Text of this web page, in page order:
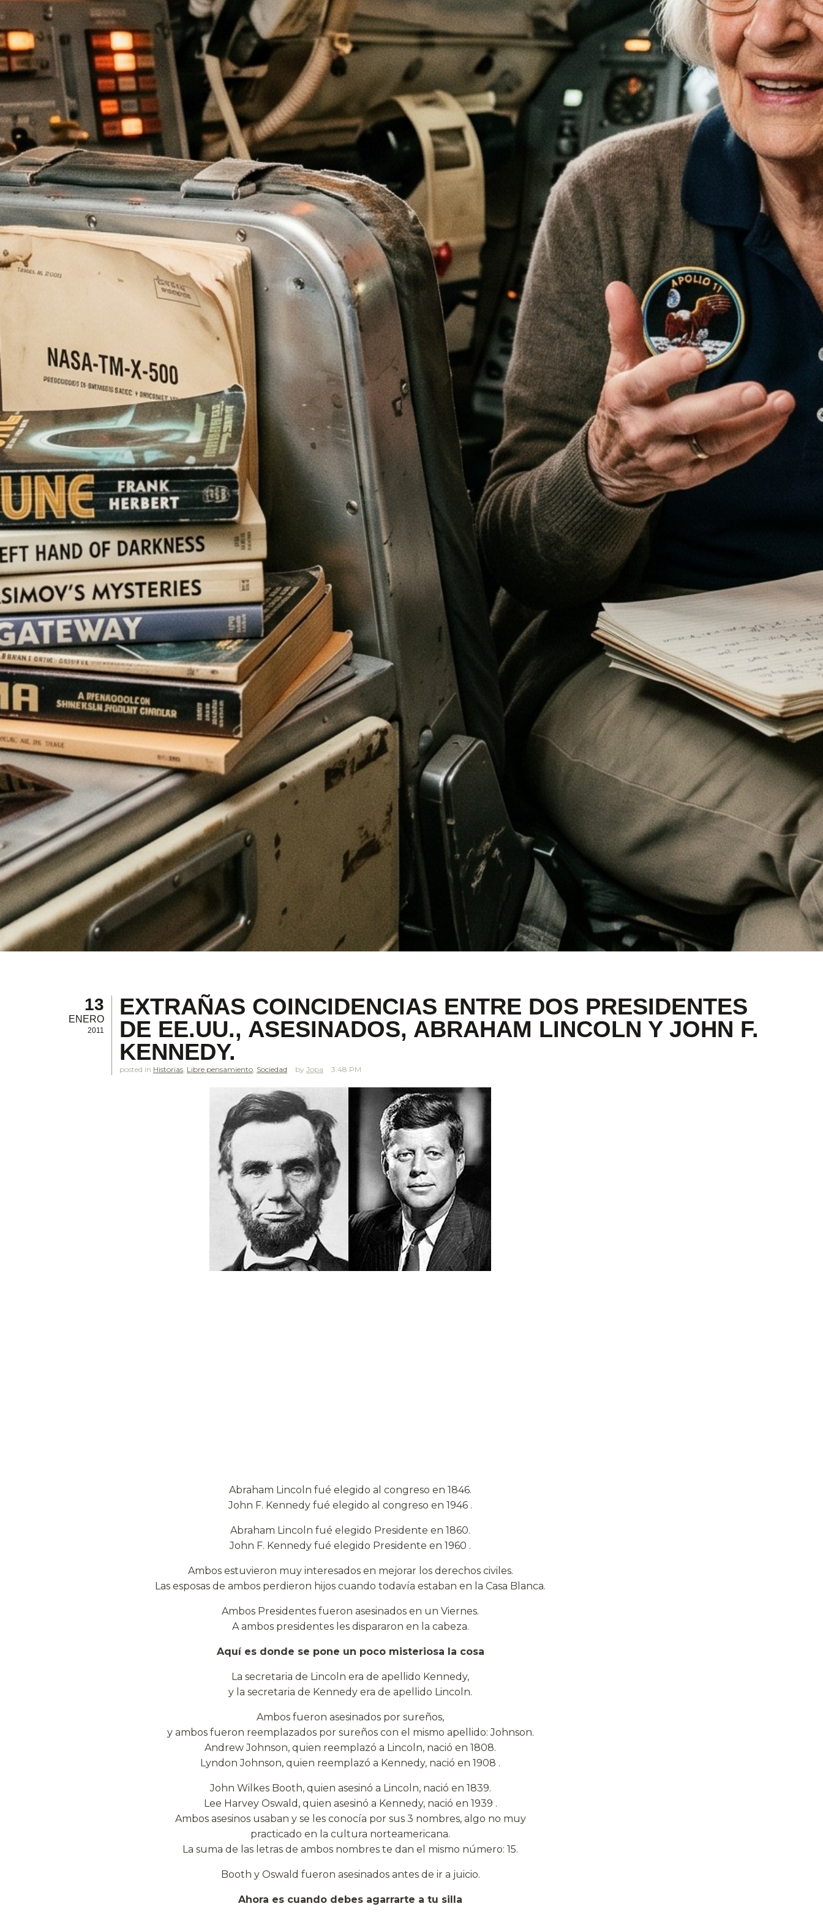
13
ENERO
2011
EXTRAÑAS COINCIDENCIAS ENTRE DOS PRESIDENTES
DE EE.UU., ASESINADOS, ABRAHAM LINCOLN Y JOHN F.
KENNEDY.
posted in Historias, Libre pensamiento, Sociedad Jopa 3.48 PM
Abraham Lincoln fué elegido al congreso en 1846.
John F. Kennedy fué elegido al congreso en 1946 .
Abraham Lincoln fué elegido Presidente en 1860.
John F. Kennedy fué elegido Presidente en 1960 .
Ambos estuvieron muy interesados en mejorar los derechos civiles.
Las esposas de ambos perdieron hijos cuando todavía estaban en la Casa Blanca.
Ambos Presidentes fueron asesinados en un Viernes.
A ambos presidentes les dispararon en la cabeza.
Aquí es donde se pone un poco misteriosa la cosa
La secretaria de Lincoln era de apellido Kennedy,
y la secretaria de Kennedy era de apellido Lincoln.
Ambos fueron asesinados por sureños,
y ambos fueron reemplazados por sureños con el mismo apellido: Johnson.
Andrew Johnson, quien reemplazó a Lincoln, nació en 1808.
Lyndon Johnson, quien reemplazó a Kennedy, nació en 1908 .
John Wilkes Booth, quien asesinó a Lincoln, nació en 1839.
Lee Harvey Oswald, quien asesinó a Kennedy, nació en 1939 .
Ambos asesinos usaban y se les conocía por sus 3 nombres, algo no muy
practicado en la cultura norteamericana.
La suma de las letras de ambos nombres te dan el mismo número: 15.
Booth y Oswald fueron asesinados antes de ir a juicio.
Ahora es cuando debes agarrarte a tu silla